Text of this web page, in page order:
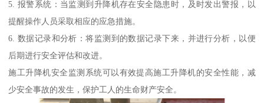
5. 报警系统：当监测到升降机存在安全隐患时，及时发出警报，以
提醒操作人员采取相应的应急措施。
6. 数据记录和分析：将监测到的数据记录下来，并进行分析，以便
后期进行安全评估和改进。
施工升降机安全监测系统可以有效提高施工升降机的安全性能，减
少安全事故的发生，保护工人的生命财产安全。